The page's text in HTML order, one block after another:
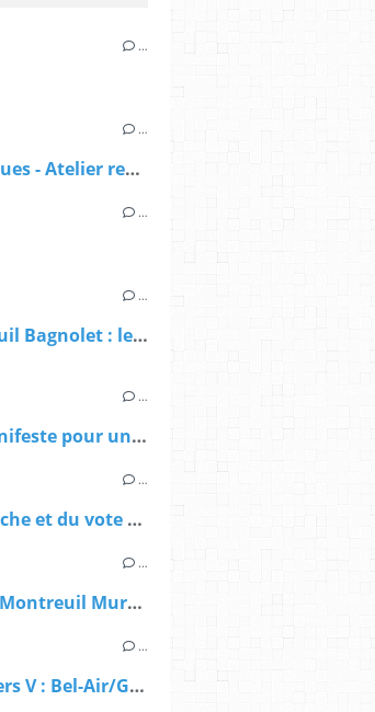
…
…
Les sorcières électriques - Atelier recyclage DEEE
…
…
Legislative à Montreuil Bagnolet : le deuxième tour n'existe pas
…
Débat Twitch : le Manifeste pour une démocratie alimentaire à Montreuil
…
De l'alerte, de la marche et du vote à Montreuil
…
Montreuil Méliès ou Montreuil Murs à Pêches?
…
Rencontre de quartiers V : Bel-Air/Grands-Pêchers/ haut Montreuil